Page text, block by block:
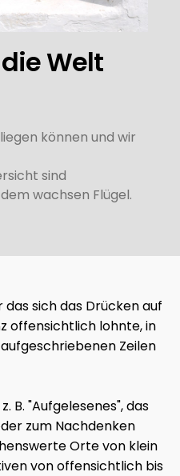
Welt
können und wir
sind
wachsen Flügel.
das sich das Drücken auf
offensichtlich lohnte, in
Zeilen
B. "Aufgelesenes", das
zum Nachdenken
Orte von klein
von offensichtlich bis